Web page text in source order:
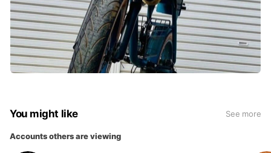
You might like See more
Accounts others are viewing